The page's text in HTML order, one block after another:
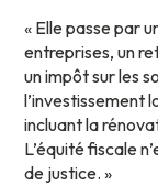
« Elle passe par
entreprises, un
un impôt sur les
l’investissement
incluant la
L’équité fiscale
de justice. »